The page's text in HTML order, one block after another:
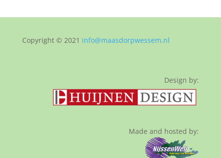
Copyright © 2021 info@maasdorpwessem.nl
Design by:
Made and hosted by: